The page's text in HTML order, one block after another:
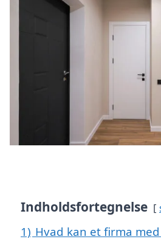
Indholdsfortegnelse
1) Hvad kan et firma